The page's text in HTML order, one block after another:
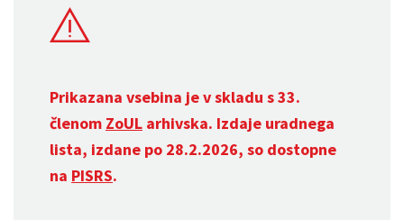
Prikazana vsebina je v skladu s 33.
členom ZoUL arhivska. Izdaje uradnega
lista, izdane po 28.2.2026, so dostopne
na PISRS.